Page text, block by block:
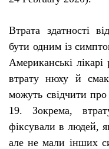
Втрата здатності
бути одним із
Американські лікарі
втрату нюху й
можуть свідчити
19. Зокрема,
фіксували в людей,
але не мали інших